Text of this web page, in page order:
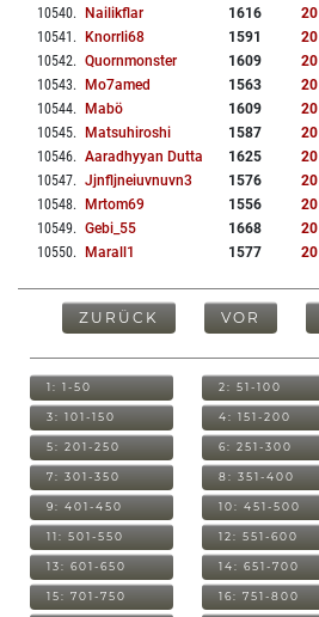
10540. Nailikflar 1616 20
10541 . Knorrli68 1591 20
10542. Quornmonster 1609 20
10543. Mo7amed 1563 20
10544. Mabö 1609 20
10545. Matsuhiroshi 1587 20
10546. Aaradhyyan Dutta 1625 20
10547. Jjnfljneiuvnuvn3 1576 20
10548. Mrtom69 1556 20
10549. Gebi_55 1668 20
10550. Marall1 1577 20
ZURÜCK VOR
1: 1-50 2: 51-100
3: 101-150 4: 151-200
5: 201-250 6: 251-300
7: 301-350 8: 351-400
9: 401-450 10: 451-500
11: 501-550 12: 551-600
13: 601-650 14: 651-700
15: 701-750 16: 751-800